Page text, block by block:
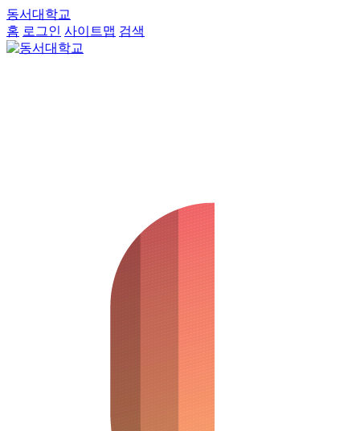
동서대학교
홈 로그인 사이트맵 검색